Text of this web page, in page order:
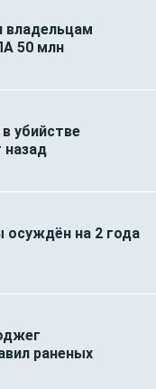
владельцам
50 млн
убийстве
назад
осуждён на 2 года
раненых